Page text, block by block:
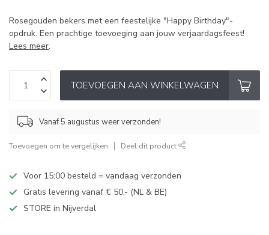
Rosegouden bekers met een feestelijke "Happy Birthday"-
opdruk. Een prachtige toevoeging aan jouw verjaardagsfeest!
Lees meer.
TOEVOEGEN AAN WINKELWAGEN
Vanaf 5 augustus weer verzonden!
Toevoegen om te vergelijken Deel dit product
Voor 15:00 besteld = vandaag verzonden
Gratis levering vanaf € 50,- (NL & BE)
STORE in Nijverdal